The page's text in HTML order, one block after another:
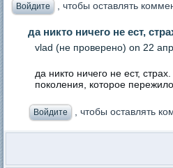
Войдите , чтобы оставлять
да никто ничего не ест,
vlad (не проверено) on 22
да никто ничего не ест,
поколения, которое
Войдите , чтобы оставлять